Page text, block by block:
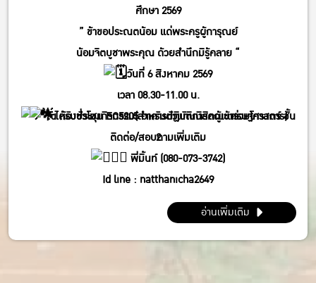
ศึกษา 2569
” ข้าขอประณตน้อม แด่พระครูผู้การุณย์
น้อมจิตบูชาพระคุณ ด้วยสำนึกมิรู้คลาย “
วันที่ 6 สิงหาคม 2569
เวลา 08.30-11.00 น.
ณ ห้องประชุม EC5205 อาคารปฏิบัติการคณะเศรษฐศาสตร์ ชั้น
2
ได้รับชั่วโมงกิจกรรม(สำหรับตัวแทนนิสิตผู้เข้าร่วมโครงการ)
ติดต่อ/สอบถามเพิ่มเติม
พี่มิ้นท์ (080-073-3742)
Id line : natthanicha2649
IG : @_m.mintt_
พี่โฟร์ (086-339-3381)
Id line : fourbrabra424
อ่านเพิ่มเติม